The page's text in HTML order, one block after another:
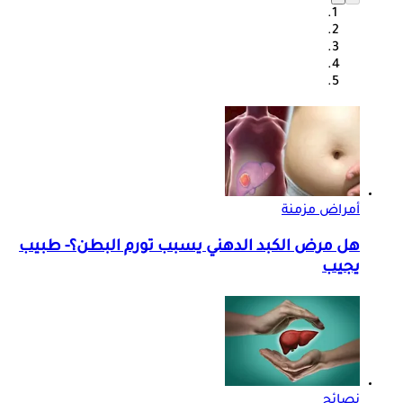
أمراض مزمنة
هل مرض الكبد الدهني يسبب تورم البطن؟- طبيب
يجيب